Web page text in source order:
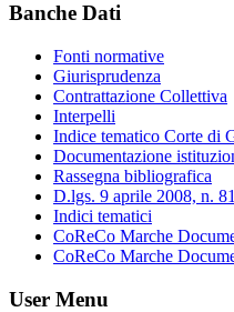
Banche Dati
Fonti normative
Giurisprudenza
Contrattazione Collettiva
Interpelli
Indice tematico Corte di
Documentazione
Rassegna bibliografica
D.lgs. 9 aprile 2008, n. 81
Indici tematici
CoReCo Marche
CoReCo Marche
User Menu